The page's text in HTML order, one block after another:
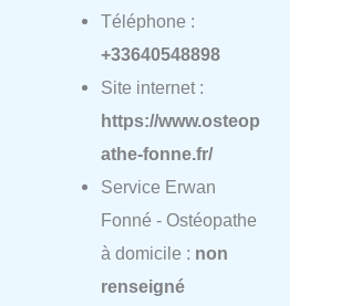
Téléphone :
+33640548898
Site internet :
https://www.osteop
athe-fonne.fr/
Service Erwan
Fonné - Ostéopathe
à domicile : non
renseigné